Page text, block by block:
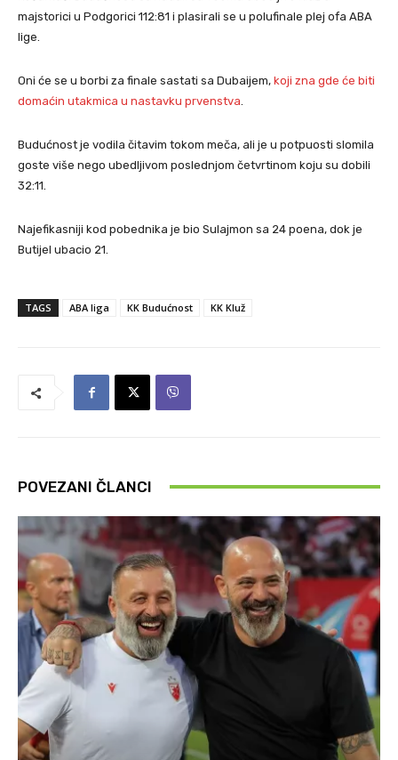
majstorici u Podgorici 112:81 i plasirali se u polufinale plej ofa ABA
lige.
Oni će se u borbi za finale sastati sa Dubaijem, koji zna gde će biti
domaćin utakmica u nastavku prvenstva
Budućnost je vodila čitavim tokom meča, ali je u potpuosti slomila
goste više nego ubedljivom poslednjom četvrtinom koju su dobili
32:11.
Najefikasniji kod pobednika je bio Sulajmon sa 24 poena, dok je
Butijel ubacio 21.
TAGS ABA liga KK Budućnost KK Kluž
POVEZANI ČLANCI